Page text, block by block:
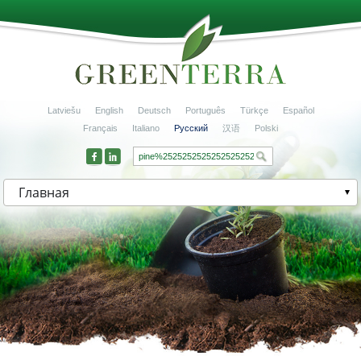
Latviešu English Deutsch Português Türkçe
Español
Français
Italiano Русский 汉语 Polski
Главная